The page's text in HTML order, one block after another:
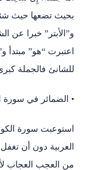
بحيث تضعها حيث
و”الأبتر” خبرا عن
اعتبرت “هو” مبتدأ
للشانئ فالجملة
• الضمائر في سورة
استوعبت سورة
العربية دون أن تغفل
من العجب العجاب